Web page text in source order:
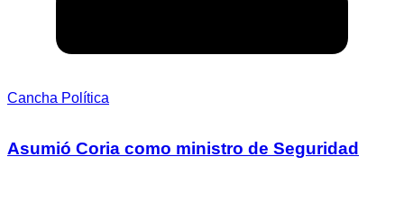
Cancha Política
Asumió Coria como ministro de Seguridad